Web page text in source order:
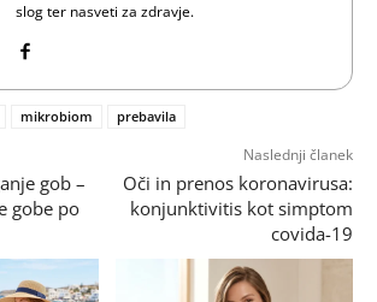
slog ter nasveti za zdravje.
mikrobiom prebavila
gob –
gobe po
Naslednji članek
Oči in prenos koronavirusa:
konjunktivitis kot simptom
covida-19